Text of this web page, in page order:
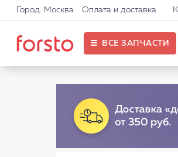
Город: Москва Оплата и доставка
ВСЕ ЗАПЧАСТИ